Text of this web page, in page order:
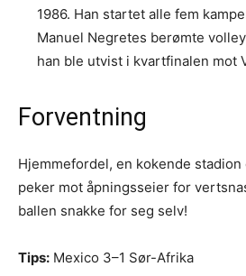
1986. Han startet alle fem
Manuel Negretes berømte
han ble utvist i kvartfinalen mot
Forventning
Hjemmefordel, en kokende
peker mot åpningsseier for
ballen snakke for seg selv!
Tips: Mexico 3–1 Sør-Afrika